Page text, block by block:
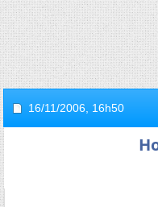
16/11/2006, 16h50